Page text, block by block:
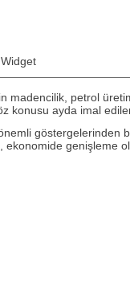
Widget
madencilik, petrol
ayda imal
göstergelerinden
ekonomide